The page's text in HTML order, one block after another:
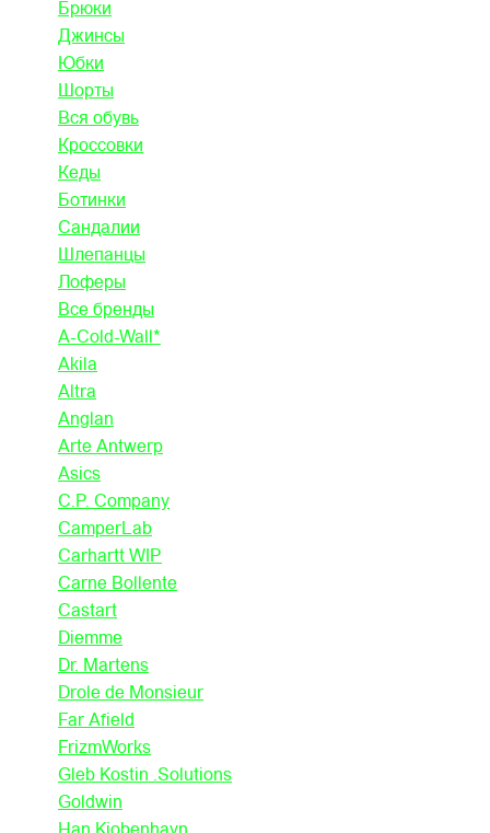
Брюки
Джинсы
Юбки
Шорты
Вся обувь
Кроссовки
Кеды
Ботинки
Сандалии
Шлепанцы
Лоферы
Все бренды
A-Cold-Wall*
Akila
Altra
Anglan
Arte Antwerp
Asics
C.P. Company
CamperLab
Carhartt WIP
Carne Bollente
Castart
Diemme
Dr. Martens
Drole de Monsieur
Far Afield
FrizmWorks
Gleb Kostin .Solutions
Goldwin